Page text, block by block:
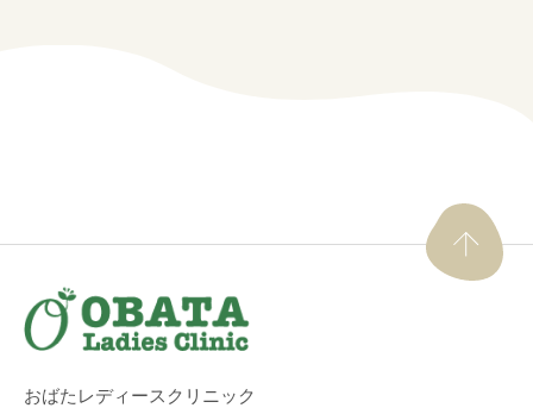
おばたレディースクリニック